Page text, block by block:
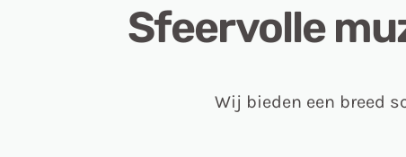
Sfeervolle
Wij bieden een breed